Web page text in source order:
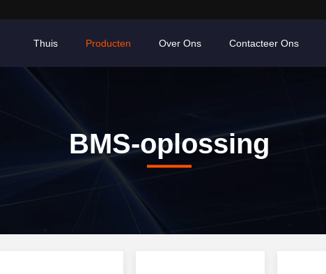
Thuis Producten Over Ons Contacteer Ons
BMS-oplossing